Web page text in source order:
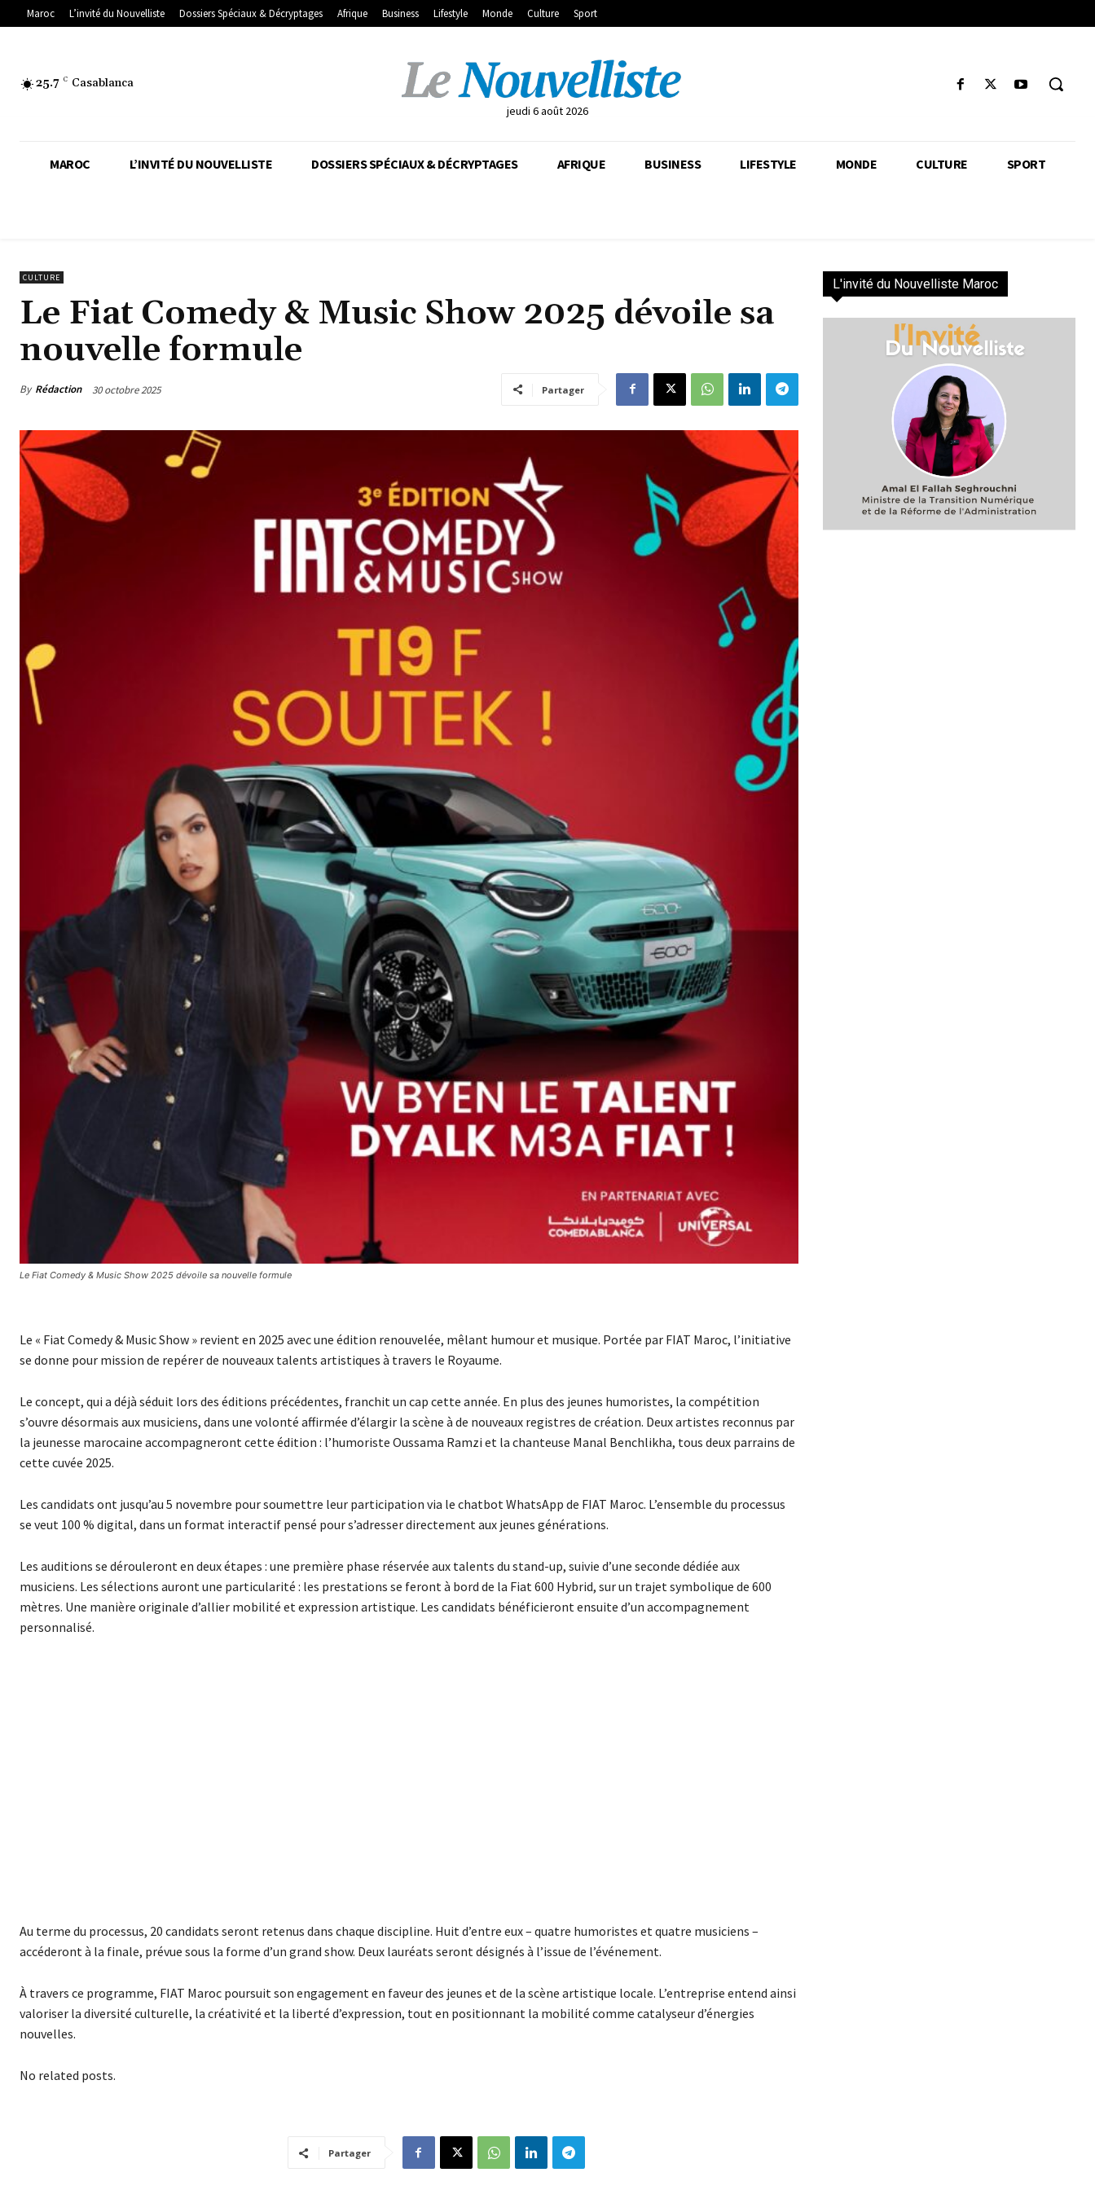
Maroc L’invité du Nouvelliste Dossiers Spéciaux & Décryptages Afrique Business Lifestyle Monde Culture Sport
25.7 C Casablanca
jeudi 6 août 2026
MAROC L’INVITÉ DU NOUVELLISTE DOSSIERS SPÉCIAUX & DÉCRYPTAGES AFRIQUE BUSINESS LIFESTYLE MONDE CULTURE SPORT
CULTURE
Le Fiat Comedy & Music Show 2025 dévoile sa
nouvelle formule
By Rédaction 30 octobre 2025 Partager
Le Fiat Comedy & Music Show 2025 dévoile sa nouvelle formule
Le « Fiat Comedy & Music Show » revient en 2025 avec une édition renouvelée, mêlant humour et musique. Portée par FIAT Maroc, l’initiative
se donne pour mission de repérer de nouveaux talents artistiques à travers le Royaume.
Le concept, qui a déjà séduit lors des éditions précédentes, franchit un cap cette année. En plus des jeunes humoristes, la compétition
s’ouvre désormais aux musiciens, dans une volonté affirmée d’élargir la scène à de nouveaux registres de création. Deux artistes reconnus par
la jeunesse marocaine accompagneront cette édition : l’humoriste Oussama Ramzi et la chanteuse Manal Benchlikha, tous deux parrains de
cette cuvée 2025.
Les candidats ont jusqu’au 5 novembre pour soumettre leur participation via le chatbot WhatsApp de FIAT Maroc. L’ensemble du processus
se veut 100 % digital, dans un format interactif pensé pour s’adresser directement aux jeunes générations.
Les auditions se dérouleront en deux étapes : une première phase réservée aux talents du stand-up, suivie d’une seconde dédiée aux
musiciens. Les sélections auront une particularité : les prestations se feront à bord de la Fiat 600 Hybrid, sur un trajet symbolique de 600
mètres. Une manière originale d’allier mobilité et expression artistique. Les candidats bénéficieront ensuite d’un accompagnement
personnalisé.
Au terme du processus, 20 candidats seront retenus dans chaque discipline. Huit d’entre eux – quatre humoristes et quatre musiciens –
accéderont à la finale, prévue sous la forme d’un grand show. Deux lauréats seront désignés à l’issue de l’événement.
À travers ce programme, FIAT Maroc poursuit son engagement en faveur des jeunes et de la scène artistique locale. L’entreprise entend ainsi
valoriser la diversité culturelle, la créativité et la liberté d’expression, tout en positionnant la mobilité comme catalyseur d’énergies
nouvelles.
No related posts.
Partager
L'invité du Nouvelliste Maroc